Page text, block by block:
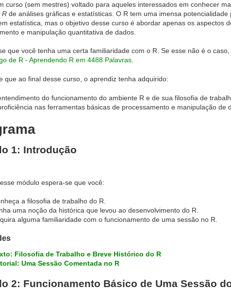
curso (sem mestres) voltado para aqueles interessados em conhecer
R de análises gráficas e estatísticas. O R tem uma imensa
estatística, mas o objetivo desse curso é abordar apenas os aspectos
e manipulação quantitativa de dados.
que você tenha uma certa familiaridade com o R. Se esse não é o
de R - Aprendendo R em 4488 Palavras.
que ao final desse curso, o aprendiz tenha adquirido:
do funcionamento do ambiente R e de sua filosofia de
nas ferramentas básicas de processamento e manipulação de
1: Introdução
módulo espera-se que você:
a filosofia de trabalho do R.
uma noção da histórica que levou ao desenvolvimento do R.
alguma familiaridade com o funcionamento de uma sessão no R.
Filosofia de Trabalho e Breve Histórico do R
Uma Sessão Comentada no R
2: Funcionamento Básico de Uma Sessão